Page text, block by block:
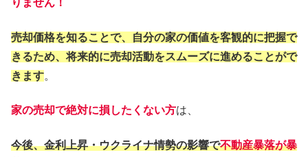
りません！
売却価格を知ることで、自分の家の価値を客観的に把握で
きるため、将来的に売却活動をスムーズに進めることがで
きます。
家の売却で絶対に損したくない方は、
今後、金利上昇・ウクライナ情勢の影響で不動産暴落が暴